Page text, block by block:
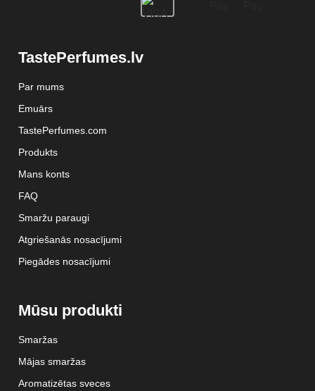
TastePerfumes.lv
Par mums
Emuārs
TastePerfumes.com
Produkts
Mans konts
FAQ
Smaržu paraugi
Atgriešanās nosacījumi
Piegādes nosacījumi
Mūsu produkti
Smaržas
Mājas smaržas
Aromatizētas sveces